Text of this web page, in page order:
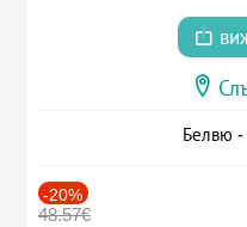
Белвю -
-20%
48.57€